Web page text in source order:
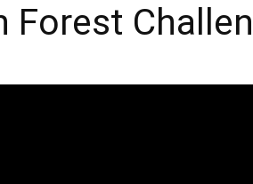
Forest